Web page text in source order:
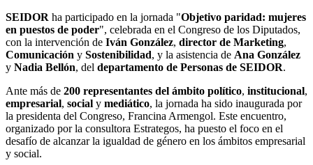
SEIDOR ha participado en la jornada "Objetivo paridad: mujeres
en puestos de poder", celebrada en el Congreso de los Diputados,
con la intervención de Iván González, director de Marketing,
Comunicación y Sostenibilidad, y la asistencia de Ana González
y Nadia Bellón, del departamento de Personas de SEIDOR.
Ante más de 200 representantes del ámbito político, institucional,
empresarial, social y mediático, la jornada ha sido inaugurada por
la presidenta del Congreso, Francina Armengol. Este encuentro,
organizado por la consultora Estrategos, ha puesto el foco en el
desafío de alcanzar la igualdad de género en los ámbitos empresarial
y social.